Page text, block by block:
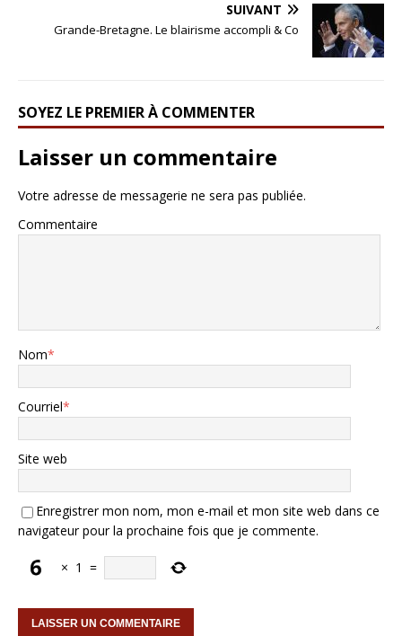
SUIVANT
Grande-Bretagne. Le blairisme accompli & Co
SOYEZ LE PREMIER À COMMENTER
Laisser un commentaire
Votre adresse de messagerie ne sera pas publiée.
Commentaire
Nom*
Courriel*
Site web
Enregistrer mon nom, mon e-mail et mon site web dans ce
navigateur pour la prochaine fois que je commente.
× 1 =